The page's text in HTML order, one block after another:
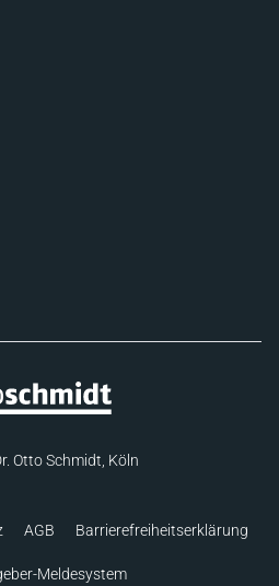
Otto Schmidt, Köln
AGB Barrierefreiheitserklärung
Meldesystem